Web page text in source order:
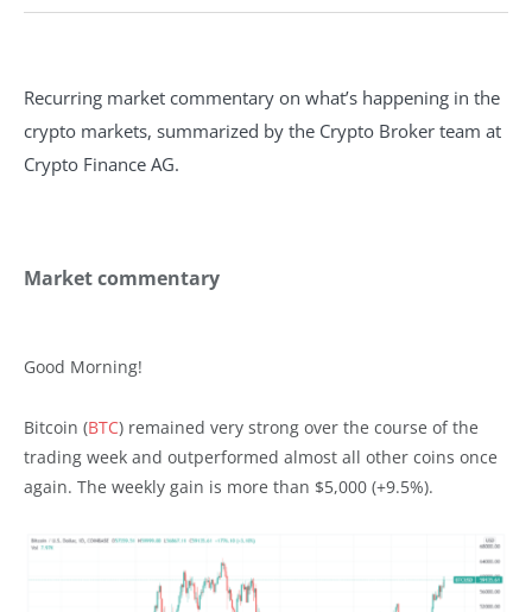
Recurring market commentary on what’s happening in the
crypto markets, summarized by the Crypto Broker team at
Crypto Finance AG.
Market commentary
Good Morning!
Bitcoin (BTC) remained very strong over the course of the
trading week and outperformed almost all other coins once
again. The weekly gain is more than $5,000 (+9.5%).